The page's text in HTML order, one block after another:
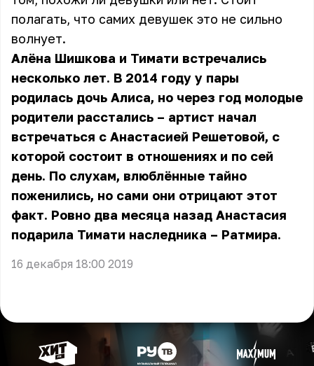
полагать, что самих девушек это не сильно
волнует.
Алёна Шишкова и Тимати встречались
несколько лет. В 2014 году у пары
родилась дочь Алиса, но через год молодые
родители расстались – артист начал
встречаться с Анастасией Решетовой, с
которой состоит в отношениях и по сей
день. По слухам, влюблённые тайно
поженились, но сами они отрицают этот
факт. Ровно два месяца назад Анастасия
подарила Тимати наследника – Ратмира.
16 декабря 18:00 2019